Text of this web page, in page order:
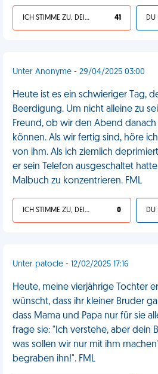
ICH STIMME ZU, DEIN LEBEN IST SCHEISSE 41
Unter Anonyme - 29/04/2025 03:00
Heute ist es ein schwieriger Tag,
Beerdigung. Um nicht alleine zu
Freund, ob wir den Abend
können. Als wir fertig sind, höre
von ihm. Als ich ziemlich
er sein Telefon ausgeschaltet
Malbuch zu konzentrieren. FML
ICH STIMME ZU, DEIN LEBEN IST SCHEISSE 0
Unter patocle - 12/02/2025 17:16
Heute, meine vierjährige Tochter
wünscht, dass ihr kleiner Bruder
dass Mama und Papa nur für sie
frage sie: "Ich verstehe, aber dein
was sollen wir nur mit ihm
begraben ihn!". FML